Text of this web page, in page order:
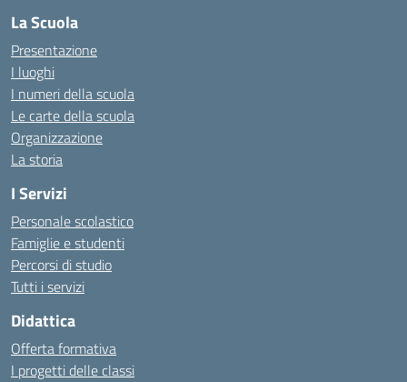
La Scuola
Presentazione
I luoghi
I numeri della scuola
Le carte della scuola
Organizzazione
La storia
I Servizi
Personale scolastico
Famiglie e studenti
Percorsi di studio
Tutti i servizi
Didattica
Offerta formativa
I progetti delle classi